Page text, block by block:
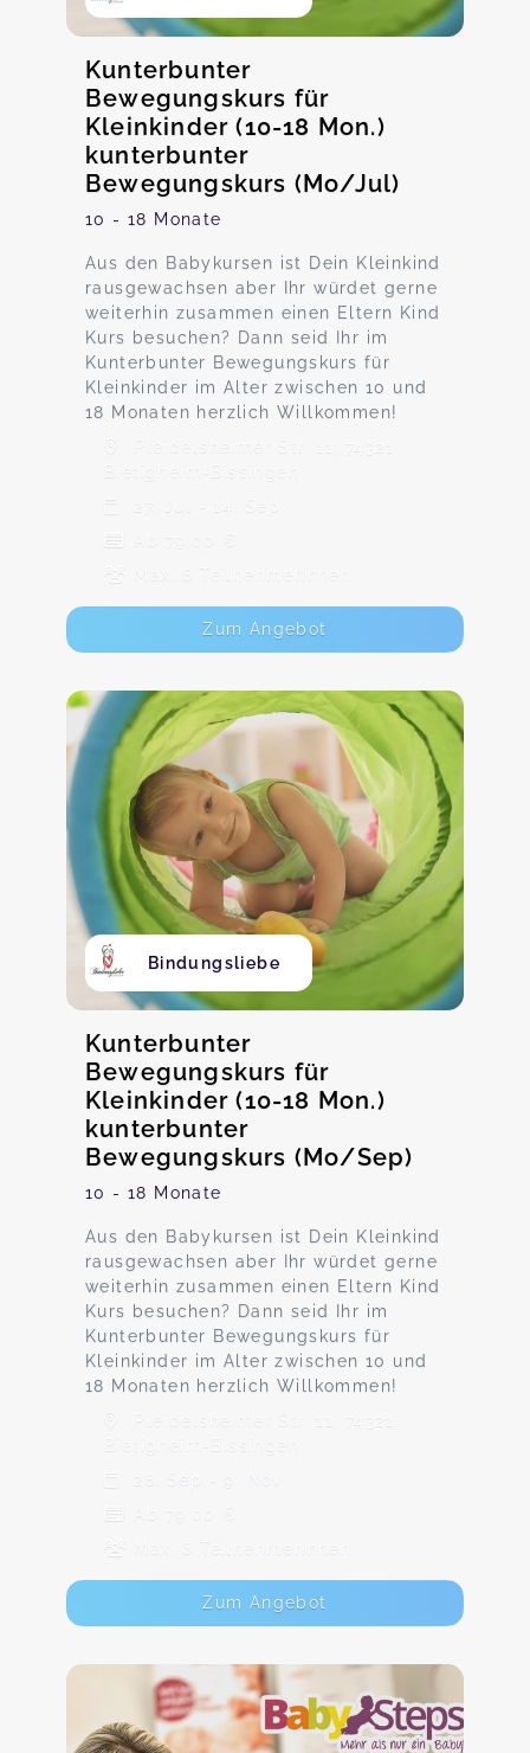
Kunterbunter
Bewegungskurs für
Kleinkinder (10-18 Mon.)
kunterbunter
Bewegungskurs (Mo/Jul)
10 - 18 Monate
Aus den Babykursen ist Dein Kleinkind
rausgewachsen aber Ihr würdet gerne
weiterhin zusammen einen Eltern Kind
Kurs besuchen? Dann seid Ihr im
Kunterbunter Bewegungskurs für
Kleinkinder im Alter zwischen 10 und
18 Monaten herzlich Willkommen!
Pleidelsheimer Str. 11, 74321
Bietigheim-Bissingen
27. Jul - 14. Sep
Ab 79,00 €
Max. 8 TeilnehmerInnen
Zum Angebot
Bindungsliebe
Kunterbunter
Bewegungskurs für
Kleinkinder (10-18 Mon.)
kunterbunter
Bewegungskurs (Mo/Sep)
10 - 18 Monate
Aus den Babykursen ist Dein Kleinkind
rausgewachsen aber Ihr würdet gerne
weiterhin zusammen einen Eltern Kind
Kurs besuchen? Dann seid Ihr im
Kunterbunter Bewegungskurs für
Kleinkinder im Alter zwischen 10 und
18 Monaten herzlich Willkommen!
Pleidelsheimer Str. 11, 74321
Bietigheim-Bissingen
28. Sep - 9. Nov
Ab 79,00 €
Max. 8 TeilnehmerInnen
Zum Angebot